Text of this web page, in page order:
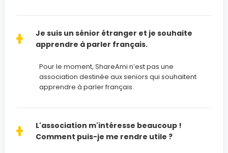
Je suis un sénior étranger et je souhaite
apprendre à parler français.
Pour le moment, ShareAmi n’est pas une
association destinée aux seniors qui souhaitent
apprendre à parler français.
L'association m'intéresse beaucoup !
Comment puis-je me rendre utile ?